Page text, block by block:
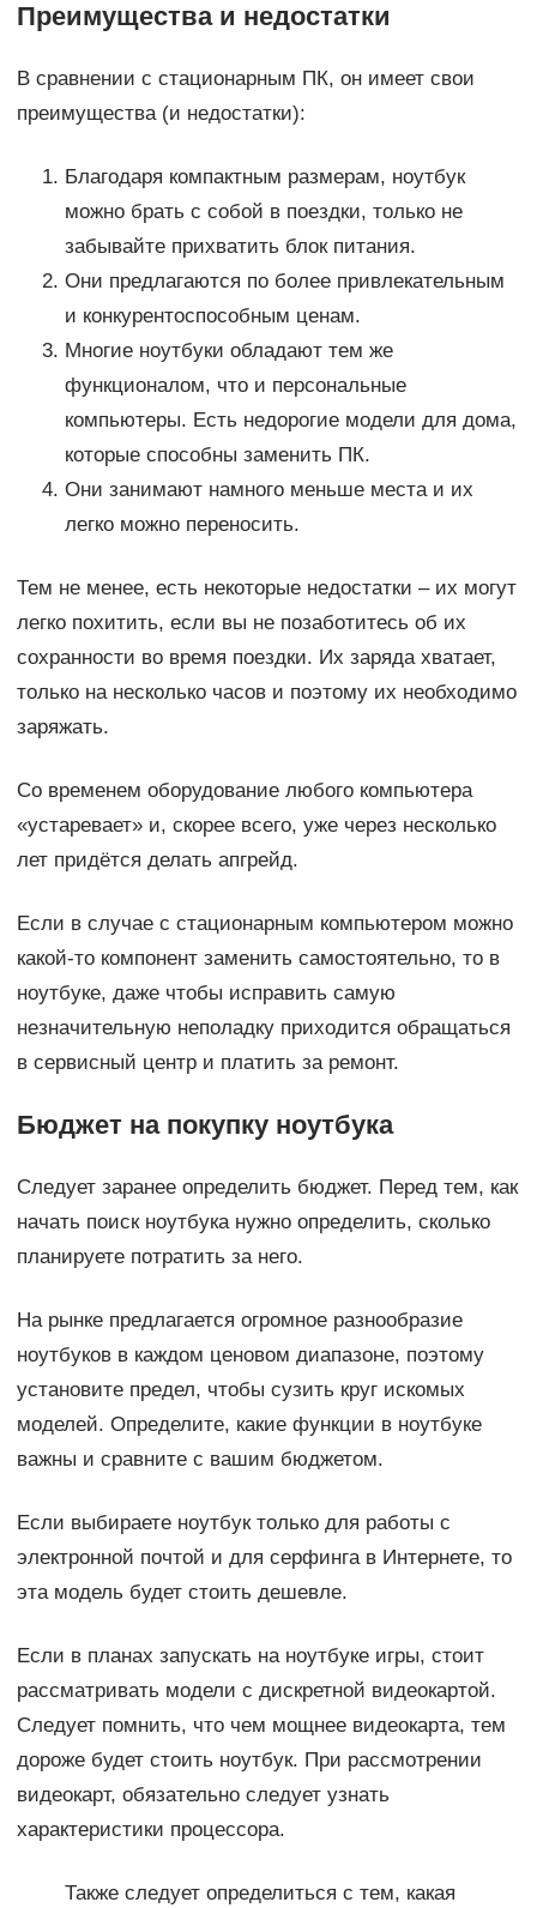
Преимущества и недостатки
В сравнении с стационарным ПК, он имеет свои
преимущества (и недостатки):
Благодаря компактным размерам, ноутбук
можно брать с собой в поездки, только не
забывайте прихватить блок питания.
Они предлагаются по более привлекательным
и конкурентоспособным ценам.
Многие ноутбуки обладают тем же
функционалом, что и персональные
компьютеры. Есть недорогие модели для дома,
которые способны заменить ПК.
Они занимают намного меньше места и их
легко можно переносить.
Тем не менее, есть некоторые недостатки – их могут
легко похитить, если вы не позаботитесь об их
сохранности во время поездки. Их заряда хватает,
только на несколько часов и поэтому их необходимо
заряжать.
Со временем оборудование любого компьютера
«устаревает» и, скорее всего, уже через несколько
лет придётся делать апгрейд.
Если в случае с стационарным компьютером можно
какой-то компонент заменить самостоятельно, то в
ноутбуке, даже чтобы исправить самую
незначительную неполадку приходится обращаться
в сервисный центр и платить за ремонт.
Бюджет на покупку ноутбука
Следует заранее определить бюджет. Перед тем, как
начать поиск ноутбука нужно определить, сколько
планируете потратить за него.
На рынке предлагается огромное разнообразие
ноутбуков в каждом ценовом диапазоне, поэтому
установите предел, чтобы сузить круг искомых
моделей. Определите, какие функции в ноутбуке
важны и сравните с вашим бюджетом.
Если выбираете ноутбук только для работы с
электронной почтой и для серфинга в Интернете, то
эта модель будет стоить дешевле.
Если в планах запускать на ноутбуке игры, стоит
рассматривать модели с дискретной видеокартой.
Следует помнить, что чем мощнее видеокарта, тем
дороже будет стоить ноутбук. При рассмотрении
видеокарт, обязательно следует узнать
характеристики процессора.
Также следует определиться с тем, какая